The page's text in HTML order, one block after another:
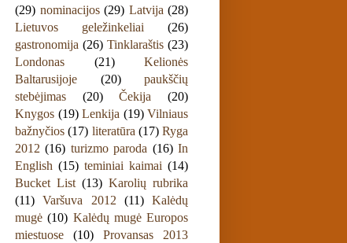
(29) nominacijos (29) Latvija (28)
Lietuvos geležinkeliai
(26)
gastronomija (26) Tinklaraštis (23)
Londonas
(21)
Kelionės
Baltarusijoje
(20)
paukščių
stebėjimas
(20) Čekija
(20)
Knygos (19) Lenkija (19) Vilniaus
bažnyčios (17) literatūra (17) Ryga
2012 (16) turizmo paroda (16) In
English (15) teminiai kaimai (14)
Bucket List (13) Karolių rubrika
(11)
Varšuva 2012 (11)
Kalėdų
mugė (10) Kalėdų mugė Europos
miestuose
(10) Provansas 2013